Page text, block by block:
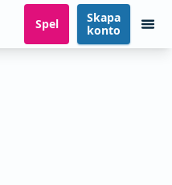
Spel
Skapa
konto